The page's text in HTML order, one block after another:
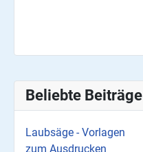
Beliebte Beiträge
Laubsäge - Vorlagen
zum Ausdrucken